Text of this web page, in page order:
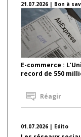
21.07.2026 | Bon à
E-commerce :
record de 550
Réagir
01.07.2026 | Edito